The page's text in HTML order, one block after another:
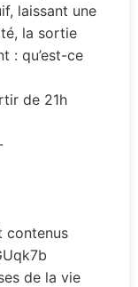
laissant une
la sortie
: qu’est-ce
de 21h
contenus
de la vie